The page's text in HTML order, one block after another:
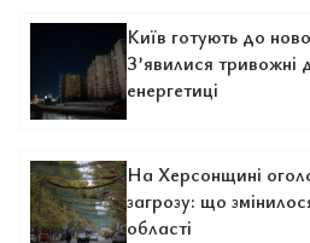
Київ готують до
З’явилися тривожні
енергетиці
На Херсонщині
загрозу: що
області